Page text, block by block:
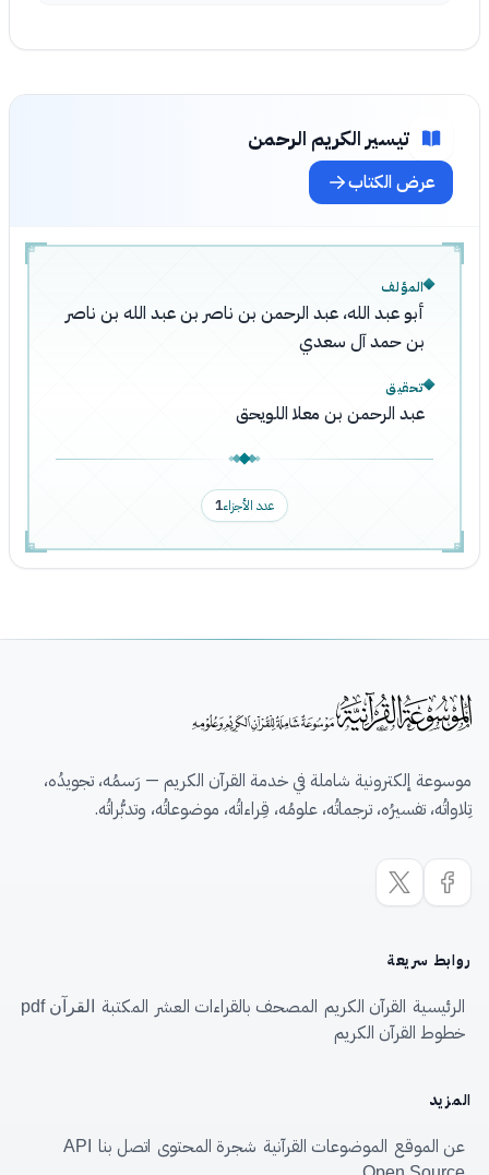
تيسير الكريم الرحمن
عرض الكتاب
المؤلف
أبو عبد الله، عبد الرحمن بن ناصر بن عبد الله بن ناصر
بن حمد آل سعدي
تحقيق
عبد الرحمن بن معلا اللويحق
عدد الأجزاء1
موسوعة إلكترونية شاملة في خدمة القرآن الكريم — رَسمُه، تجويدُه،
تِلاواتُه، تفسيرُه، ترجماتُه، علومُه، قِراءاتُه، موضوعاتُه، وتدبُّراتُه.
روابط سريعة
الرئيسية القرآن الكريم المصحف بالقراءات العشر المكتبة القرآن pdf
خطوط القرآن الكريم
المزيد
عن الموقع الموضوعات القرآنية شجرة المحتوى اتصل بنا
API